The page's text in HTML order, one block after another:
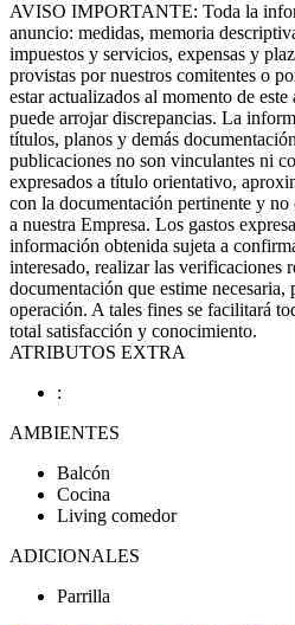
AVISO IMPORTANTE: Toda la
anuncio: medidas, memoria
impuestos y servicios, expensas y
provistas por nuestros comitentes o
estar actualizados al momento de
puede arrojar discrepancias. La
títulos, planos y demás
publicaciones no son vinculantes ni
expresados a título orientativo,
con la documentación pertinente y
a nuestra Empresa. Los gastos
información obtenida sujeta a
interesado, realizar las verificaciones
documentación que estime
operación. A tales fines se facilitará
total satisfacción y conocimiento.
ATRIBUTOS EXTRA
:
AMBIENTES
Balcón
Cocina
Living comedor
ADICIONALES
Parrilla